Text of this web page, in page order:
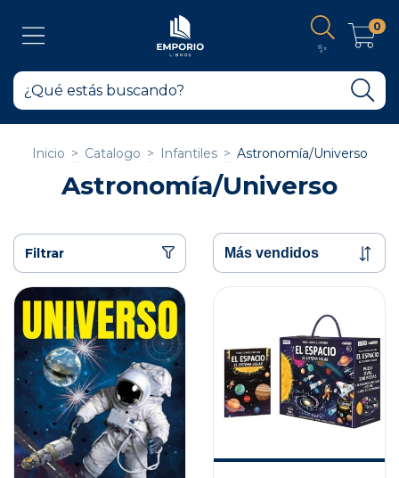
✨
0
Inicio > Catalogo > Infantiles > Astronomía/Universo
Astronomía/Universo
Filtrar